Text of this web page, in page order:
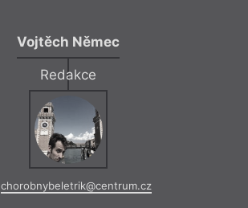
Vojtěch Němec
Redakce
chorobnybeletrik@centrum.cz